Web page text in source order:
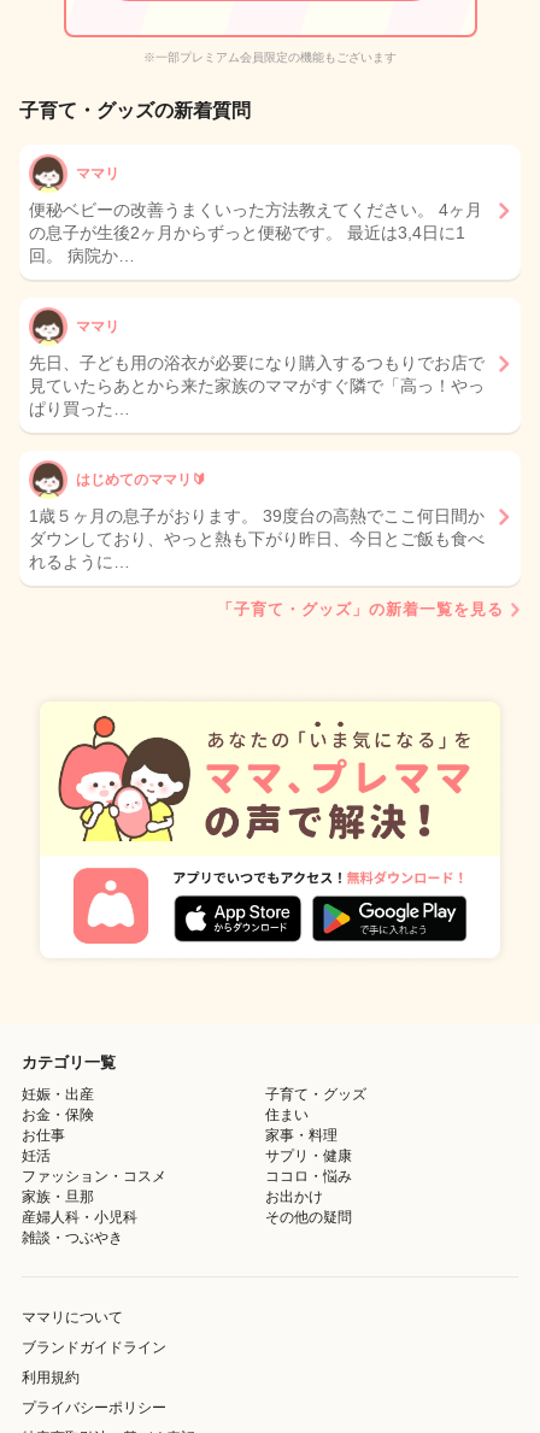
※一部プレミアム会員限定の機能もございます
子育て・グッズの新着質問
ママリ
便秘ベビーの改善うまくいった方法教えてください。 4ヶ月
の息子が生後2ヶ月からずっと便秘です。 最近は3,4日に1
回。 病院か…
ママリ
先日、子ども用の浴衣が必要になり購入するつもりでお店で
見ていたらあとから来た家族のママがすぐ隣で「高っ！やっ
ぱり買った…
はじめてのママリ🔰
1歳５ヶ月の息子がおります。 39度台の高熱でここ何日間か
ダウンしており、やっと熱も下がり昨日、今日とご飯も食べ
れるように…
「子育て・グッズ」の新着一覧を見る
カテゴリ一覧
妊娠・出産
子育て・グッズ
お金・保険
住まい
お仕事
家事・料理
妊活
サプリ・健康
ファッション・コスメ
ココロ・悩み
家族・旦那
お出かけ
産婦人科・小児科
その他の疑問
雑談・つぶやき
ママリについて
ブランドガイドライン
利用規約
プライバシーポリシー